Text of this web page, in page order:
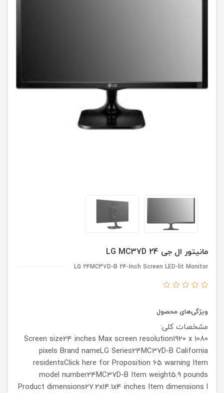
مانیتور ال جی LG MC37D 24
LG 24MC37D-B 24-Inch Screen LED-lit Monitor
ویژگی‌های محصول
مشخصات کلی:
Screen size24 inches Max screen resolution1920 x 1080
pixels Brand nameLG Series24MC37D-B California
residentsClick here for Proposition 65 warning Item
model number24MC37D-B Item weight5.9 pounds
Product dimensions27.2x14.1x4 inches Item dimensions l